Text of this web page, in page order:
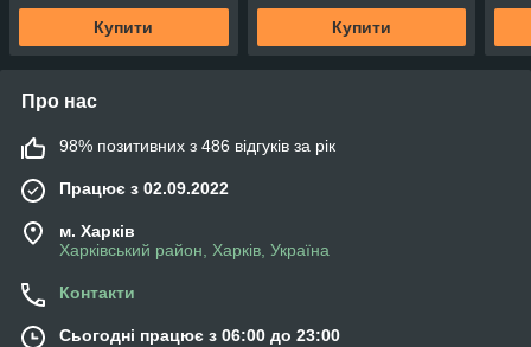
Купити Купити
Про нас
98% позитивних з 486 відгуків за рік
Працює з 02.09.2022
м. Харків
Харківський район, Харків, Україна
Контакти
Сьогодні працює з 06:00 до 23:00